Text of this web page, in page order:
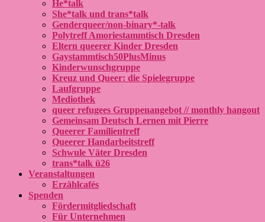
He*talk
She*talk und trans*talk
Genderqueer/non-binary*-talk
Polytreff Amoriestammtisch Dresden
Eltern queerer Kinder Dresden
Gaystammtisch50PlusMinus
Kinderwunschgruppe
Kreuz und Queer: die Spielegruppe
Laufgruppe
Mediothek
queer refugees Gruppenangebot // monthly hangout
Gemeinsam Deutsch Lernen mit Pierre
Queerer Familientreff
Queerer Handarbeitstreff
Schwule Väter Dresden
trans*talk ü26
Veranstaltungen
Erzählcafés
Spenden
Fördermitgliedschaft
Für Unternehmen